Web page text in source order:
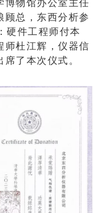
博物馆办公室主任
顾总，东西分析参
硬件工程师付本
师杜江辉，仪器信
了本次仪式。